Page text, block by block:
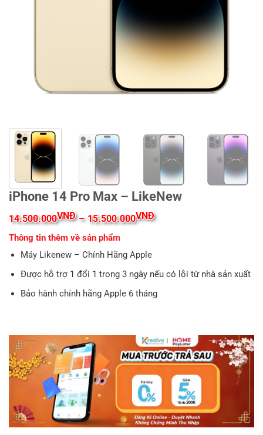
iPhone 14 Pro Max – LikeNew
14.500.000VNĐ – 15.500.000VNĐKhoảng
giá:
Thông tin thêm về sản phẩm
Máy Likenew – Chính Hãng Apple
Được hỗ trợ 1 đổi 1 trong 3 ngày nếu có lỗi từ nhà sản xuất
Bảo hành chính hãng Apple 6 tháng